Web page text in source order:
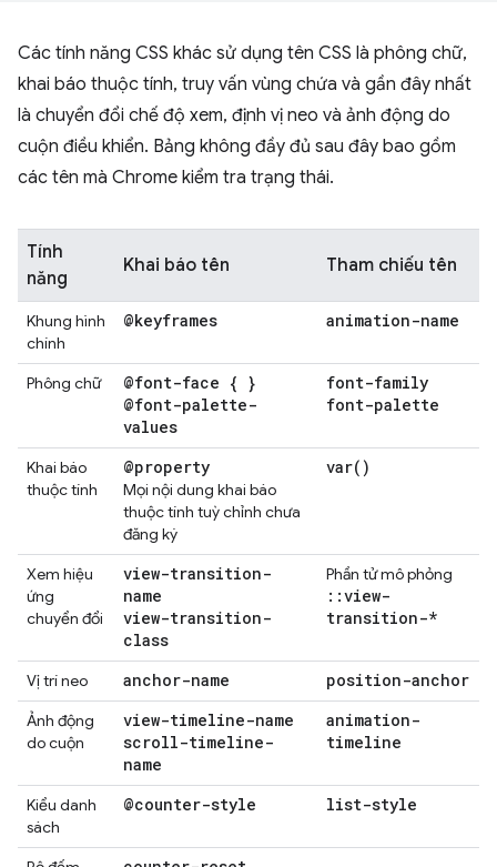
Các tính năng CSS khác sử dụng tên CSS là phông chữ,
khai báo thuộc tính, truy vấn vùng chứa và gần đây nhất
là chuyển đổi chế độ xem, định vị neo và ảnh động do
cuộn điều khiển. Bảng không đầy đủ sau đây bao gồm
các tên mà Chrome kiểm tra trạng thái.
Tính
năng
Khai báo tên Tham chiếu tên
Khung hình
chính
@keyframes animation-name
Phông chữ
@font-face { }
@font-palette-
values
font-family
font-palette
Khai báo
thuộc tính
@property
Mọi nội dung khai báo
thuộc tính tuỳ chỉnh chưa
đăng ký
var( )
Xem hiệu
ứng
chuyển đổi
view-transition-
name
view-transition-
class
Phần tử mô phỏng
::view-
transition-*
Vị trí neo anchor-name position-anchor
Ảnh động
do cuộn
view-timeline-name
scroll-timeline-
name
animation-
timeline
Kiểu danh
sách
@counter-style list-style